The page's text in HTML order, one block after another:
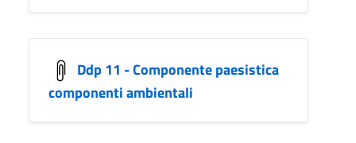
Ddp 11 - Componente paesistica
componenti ambientali